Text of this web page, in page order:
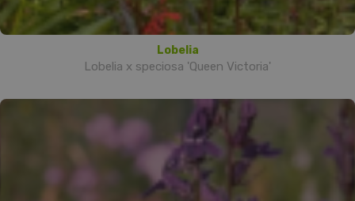
Lobelia
Lobelia x speciosa 'Queen Victoria'